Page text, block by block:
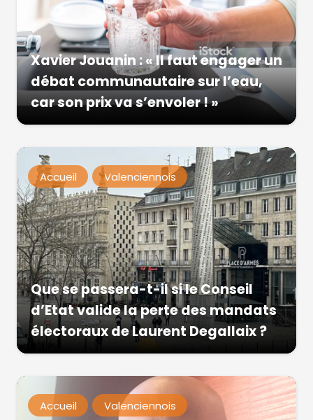
Xavier Jouanin : « Il faut engager un
débat communautaire sur l’eau,
car son prix va s’envoler ! »
Accueil Valenciennois
Que se passera-t-il si le Conseil
d’Etat valide la perte des mandats
électoraux de Laurent Degallaix ?
Accueil Valenciennois